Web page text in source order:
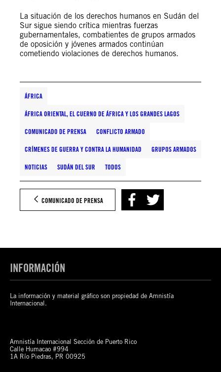
La situación de los derechos humanos en Sudán del
Sur sigue siendo crítica mientras fuerzas
gubernamentales, combatientes de grupos armados
de oposición y jóvenes armados continúan
cometiendo violaciones de derechos humanos.
ÁFRICA
ÁFRICA ORIENTAL, EL CUERNO DE ÁFRICA Y LOS GRANDES LAGOS
COMUNICADO DE PRENSA CONFLICTO ARMADO
CRÍMENES DE GUERRA Y CONTRA LA HUMANIDAD GRUPOS ARMADOS
NOTICIAS SUDÁN DEL SUR TODOS
COMUNICADO DE PRENSA
INFORMACIÓN
La información y material gráfico son propiedad de Amnistía
Internacional.
Amnistía Internacional Sección de Puerto Rico
Calle Humacao #994
1A Río Piedras, PR 00925